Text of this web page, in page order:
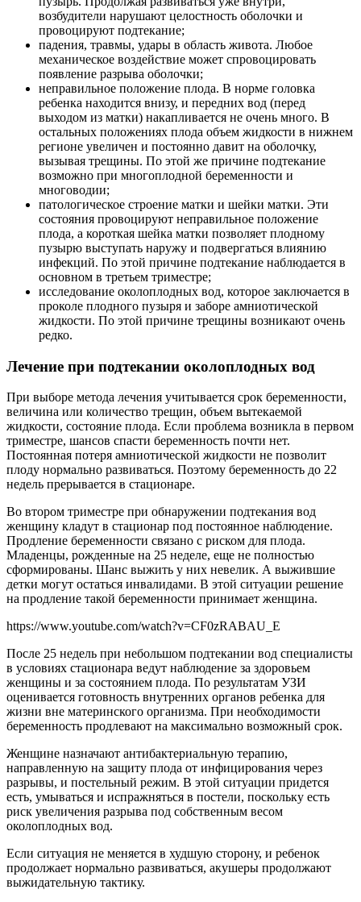
возбудители нарушают целостность оболочки и
провоцируют подтекание;
падения, травмы, удары в область живота. Любое
механическое воздействие может спровоцировать
появление разрыва оболочки;
неправильное положение плода. В норме головка
ребенка находится внизу, и передних вод (перед
выходом из матки) накапливается не очень много. В
остальных положениях плода объем жидкости в нижнем
регионе увеличен и постоянно давит на оболочку,
вызывая трещины. По этой же причине подтекание
возможно при многоплодной беременности и
многоводии;
патологическое строение матки и шейки матки. Эти
состояния провоцируют неправильное положение
плода, а короткая шейка матки позволяет плодному
пузырю выступать наружу и подвергаться влиянию
инфекций. По этой причине подтекание наблюдается в
основном в третьем триместре;
исследование околоплодных вод, которое заключается в
проколе плодного пузыря и заборе амниотической
жидкости. По этой причине трещины возникают очень
редко.
Лечение при подтекании околоплодных вод
При выборе метода лечения учитывается срок беременности,
величина или количество трещин, объем вытекаемой
жидкости, состояние плода. Если проблема возникла в первом
триместре, шансов спасти беременность почти нет.
Постоянная потеря амниотической жидкости не позволит
плоду нормально развиваться. Поэтому беременность до 22
недель прерывается в стационаре.
Во втором триместре при обнаружении подтекания вод
женщину кладут в стационар под постоянное наблюдение.
Продление беременности связано с риском для плода.
Младенцы, рожденные на 25 неделе, еще не полностью
сформированы. Шанс выжить у них невелик. А выжившие
детки могут остаться инвалидами. В этой ситуации решение
на продление такой беременности принимает женщина.
https://www.youtube.com/watch?v=CF0zRABAU_E
После 25 недель при небольшом подтекании вод специалисты
в условиях стационара ведут наблюдение за здоровьем
женщины и за состоянием плода. По результатам УЗИ
оценивается готовность внутренних органов ребенка для
жизни вне материнского организма. При необходимости
беременность продлевают на максимально возможный срок.
Женщине назначают антибактериальную терапию,
направленную на защиту плода от инфицирования через
разрывы, и постельный режим. В этой ситуации придется
есть, умываться и испражняться в постели, поскольку есть
риск увеличения разрыва под собственным весом
околоплодных вод.
Если ситуация не меняется в худшую сторону, и ребенок
продолжает нормально развиваться, акушеры продолжают
выжидательную тактику.